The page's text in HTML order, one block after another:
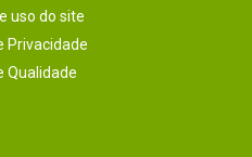
uso do site
Privacidade
Qualidade